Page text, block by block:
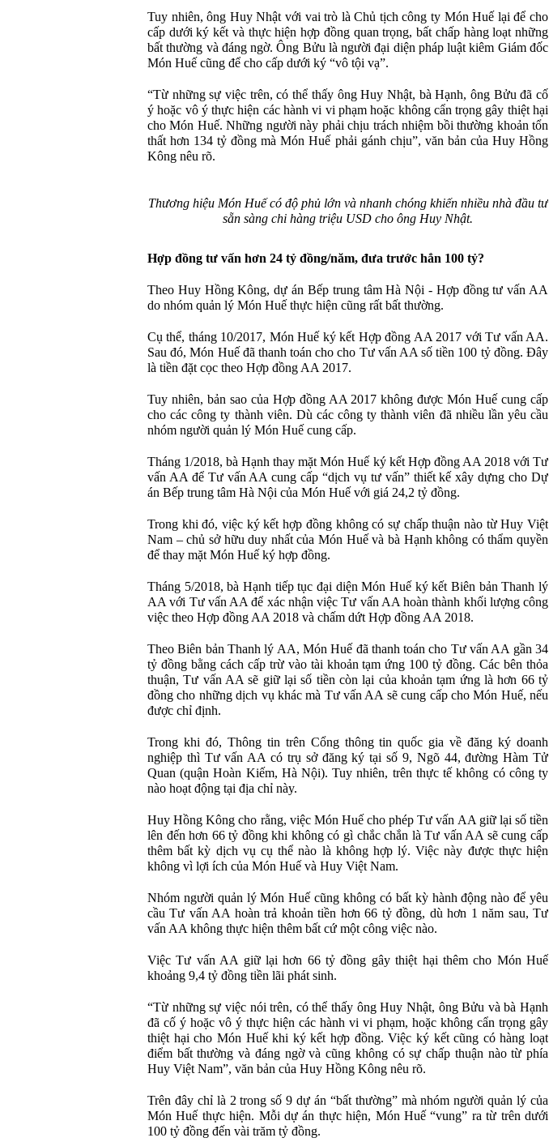
Tuy nhiên, ông Huy Nhật với vai trò là Chủ tịch công ty Món Huế lại để cho
cấp dưới ký kết và thực hiện hợp đồng quan trọng, bất chấp hàng loạt những
bất thường và đáng ngờ. Ông Bửu là người đại diện pháp luật kiêm Giám đốc
Món Huế cũng để cho cấp dưới ký “vô tội vạ”.
“Từ những sự việc trên, có thể thấy ông Huy Nhật, bà Hạnh, ông Bửu đã cố
ý hoặc vô ý thực hiện các hành vi vi phạm hoặc không cẩn trọng gây thiệt hại
cho Món Huế. Những người này phải chịu trách nhiệm bồi thường khoản tổn
thất hơn 134 tỷ đồng mà Món Huế phải gánh chịu”, văn bản của Huy Hồng
Kông nêu rõ.
Thương hiệu Món Huế có độ phủ lớn và nhanh chóng khiến nhiều nhà đầu tư
sẵn sàng chi hàng triệu USD cho ông Huy Nhật.
Hợp đồng tư vấn hơn 24 tỷ đồng/năm, đưa trước hẳn 100 tỷ?
Theo Huy Hồng Kông, dự án Bếp trung tâm Hà Nội - Hợp đồng tư vấn AA
do nhóm quản lý Món Huế thực hiện cũng rất bất thường.
Cụ thể, tháng 10/2017, Món Huế ký kết Hợp đồng AA 2017 với Tư vấn AA.
Sau đó, Món Huế đã thanh toán cho cho Tư vấn AA số tiền 100 tỷ đồng. Đây
là tiền đặt cọc theo Hợp đồng AA 2017.
Tuy nhiên, bản sao của Hợp đồng AA 2017 không được Món Huế cung cấp
cho các công ty thành viên. Dù các công ty thành viên đã nhiều lần yêu cầu
nhóm người quản lý Món Huế cung cấp.
Tháng 1/2018, bà Hạnh thay mặt Món Huế ký kết Hợp đồng AA 2018 với Tư
vấn AA để Tư vấn AA cung cấp “dịch vụ tư vấn” thiết kế xây dựng cho Dự
án Bếp trung tâm Hà Nội của Món Huế với giá 24,2 tỷ đồng.
Trong khi đó, việc ký kết hợp đồng không có sự chấp thuận nào từ Huy Việt
Nam – chủ sở hữu duy nhất của Món Huế và bà Hạnh không có thẩm quyền
để thay mặt Món Huế ký hợp đồng.
Tháng 5/2018, bà Hạnh tiếp tục đại diện Món Huế ký kết Biên bản Thanh lý
AA với Tư vấn AA để xác nhận việc Tư vấn AA hoàn thành khối lượng công
việc theo Hợp đồng AA 2018 và chấm dứt Hợp đồng AA 2018.
Theo Biên bản Thanh lý AA, Món Huế đã thanh toán cho Tư vấn AA gần 34
tỷ đồng bằng cách cấp trừ vào tài khoản tạm ứng 100 tỷ đồng. Các bên thỏa
thuận, Tư vấn AA sẽ giữ lại số tiền còn lại của khoản tạm ứng là hơn 66 tỷ
đồng cho những dịch vụ khác mà Tư vấn AA sẽ cung cấp cho Món Huế, nếu
được chỉ định.
Trong khi đó, Thông tin trên Cổng thông tin quốc gia về đăng ký doanh
nghiệp thì Tư vấn AA có trụ sở đăng ký tại số 9, Ngõ 44, đường Hàm Tử
Quan (quận Hoàn Kiếm, Hà Nội). Tuy nhiên, trên thực tế không có công ty
nào hoạt động tại địa chỉ này.
Huy Hồng Kông cho rằng, việc Món Huế cho phép Tư vấn AA giữ lại số tiền
lên đến hơn 66 tỷ đồng khi không có gì chắc chắn là Tư vấn AA sẽ cung cấp
thêm bất kỳ dịch vụ cụ thể nào là không hợp lý. Việc này được thực hiện
không vì lợi ích của Món Huế và Huy Việt Nam.
Nhóm người quản lý Món Huế cũng không có bất kỳ hành động nào để yêu
cầu Tư vấn AA hoàn trả khoản tiền hơn 66 tỷ đồng, dù hơn 1 năm sau, Tư
vấn AA không thực hiện thêm bất cứ một công việc nào.
Việc Tư vấn AA giữ lại hơn 66 tỷ đồng gây thiệt hại thêm cho Món Huế
khoảng 9,4 tỷ đồng tiền lãi phát sinh.
“Từ những sự việc nói trên, có thể thấy ông Huy Nhật, ông Bửu và bà Hạnh
đã cố ý hoặc vô ý thực hiện các hành vi vi phạm, hoặc không cẩn trọng gây
thiệt hại cho Món Huế khi ký kết hợp đồng. Việc ký kết cũng có hàng loạt
điểm bất thường và đáng ngờ và cũng không có sự chấp thuận nào từ phía
Huy Việt Nam”, văn bản của Huy Hồng Kông nêu rõ.
Trên đây chỉ là 2 trong số 9 dự án “bất thường” mà nhóm người quản lý của
Món Huế thực hiện. Mỗi dự án thực hiện, Món Huế “vung” ra từ trên dưới
100 tỷ đồng đến vài trăm tỷ đồng.